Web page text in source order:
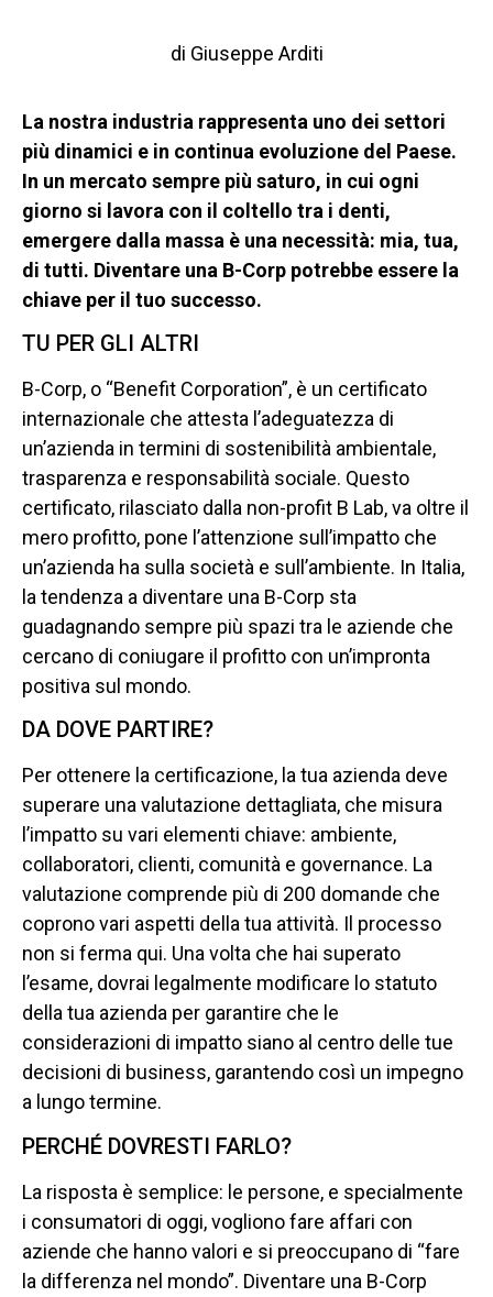
di Giuseppe Arditi
La nostra industria rappresenta uno dei settori
più dinamici e in continua evoluzione del Paese.
In un mercato sempre più saturo, in cui ogni
giorno si lavora con il coltello tra i denti,
emergere dalla massa è una necessità: mia, tua,
di tutti. Diventare una B-Corp potrebbe essere la
chiave per il tuo successo.
TU PER GLI ALTRI
B-Corp, o “Benefit Corporation”, è un certificato
internazionale che attesta l’adeguatezza di
un’azienda in termini di sostenibilità ambientale,
trasparenza e responsabilità sociale. Questo
certificato, rilasciato dalla non-profit B Lab, va oltre il
mero profitto, pone l’attenzione sull’impatto che
un’azienda ha sulla società e sull’ambiente. In Italia,
la tendenza a diventare una B-Corp sta
guadagnando sempre più spazi tra le aziende che
cercano di coniugare il profitto con un’impronta
positiva sul mondo.
DA DOVE PARTIRE?
Per ottenere la certificazione, la tua azienda deve
superare una valutazione dettagliata, che misura
l’impatto su vari elementi chiave: ambiente,
collaboratori, clienti, comunità e governance. La
valutazione comprende più di 200 domande che
coprono vari aspetti della tua attività. Il processo
non si ferma qui. Una volta che hai superato
l’esame, dovrai legalmente modificare lo statuto
della tua azienda per garantire che le
considerazioni di impatto siano al centro delle tue
decisioni di business, garantendo così un impegno
a lungo termine.
PERCHÉ DOVRESTI FARLO?
La risposta è semplice: le persone, e specialmente
i consumatori di oggi, vogliono fare affari con
aziende che hanno valori e si preoccupano di “fare
la differenza nel mondo”. Diventare una B-Corp